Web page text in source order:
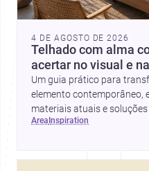
4 DE AGOSTO DE 2026
Telhado com alma
acertar no visual e
Um guia prático para
elemento contemporâneo,
materiais atuais e
conforto da casa.
area inspiration